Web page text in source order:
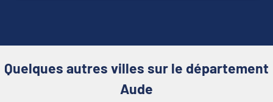
Quelques autres villes sur le département
Aude